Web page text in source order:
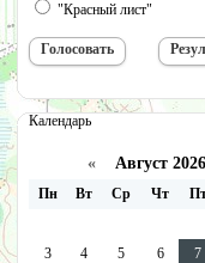
"Красный лист"
Календарь
« Август
Пн Вт Ср Чт
3
4 5 6 7